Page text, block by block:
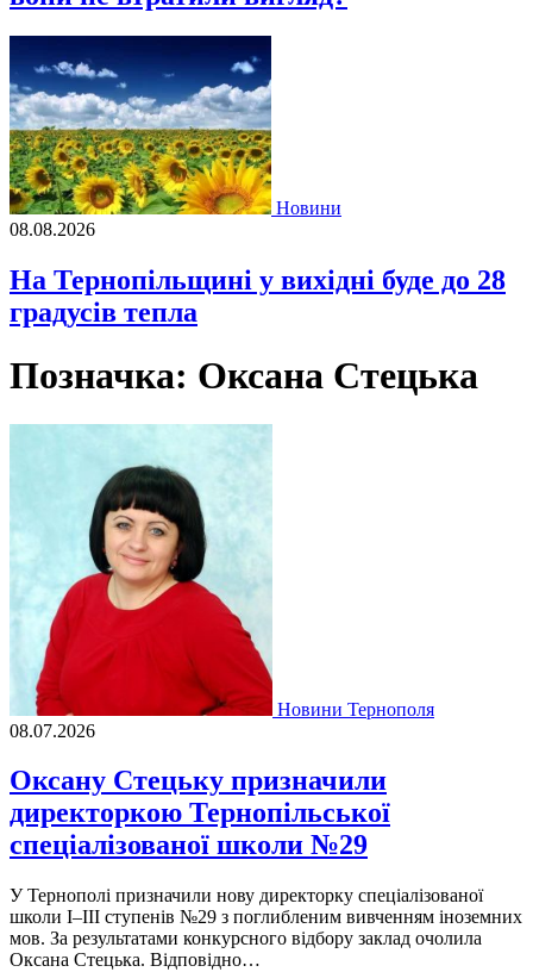
Новини
08.08.2026
На Тернопільщині у вихідні буде до 28
градусів тепла
Позначка: Оксана Стецька
Новини Тернополя
08.07.2026
Оксану Стецьку призначили
директоркою Тернопільської
спеціалізованої школи №29
У Тернополі призначили нову директорку спеціалізованої
школи І–ІІІ ступенів №29 з поглибленим вивченням іноземних
мов. За результатами конкурсного відбору заклад очолила
Оксана Стецька. Відповідно…